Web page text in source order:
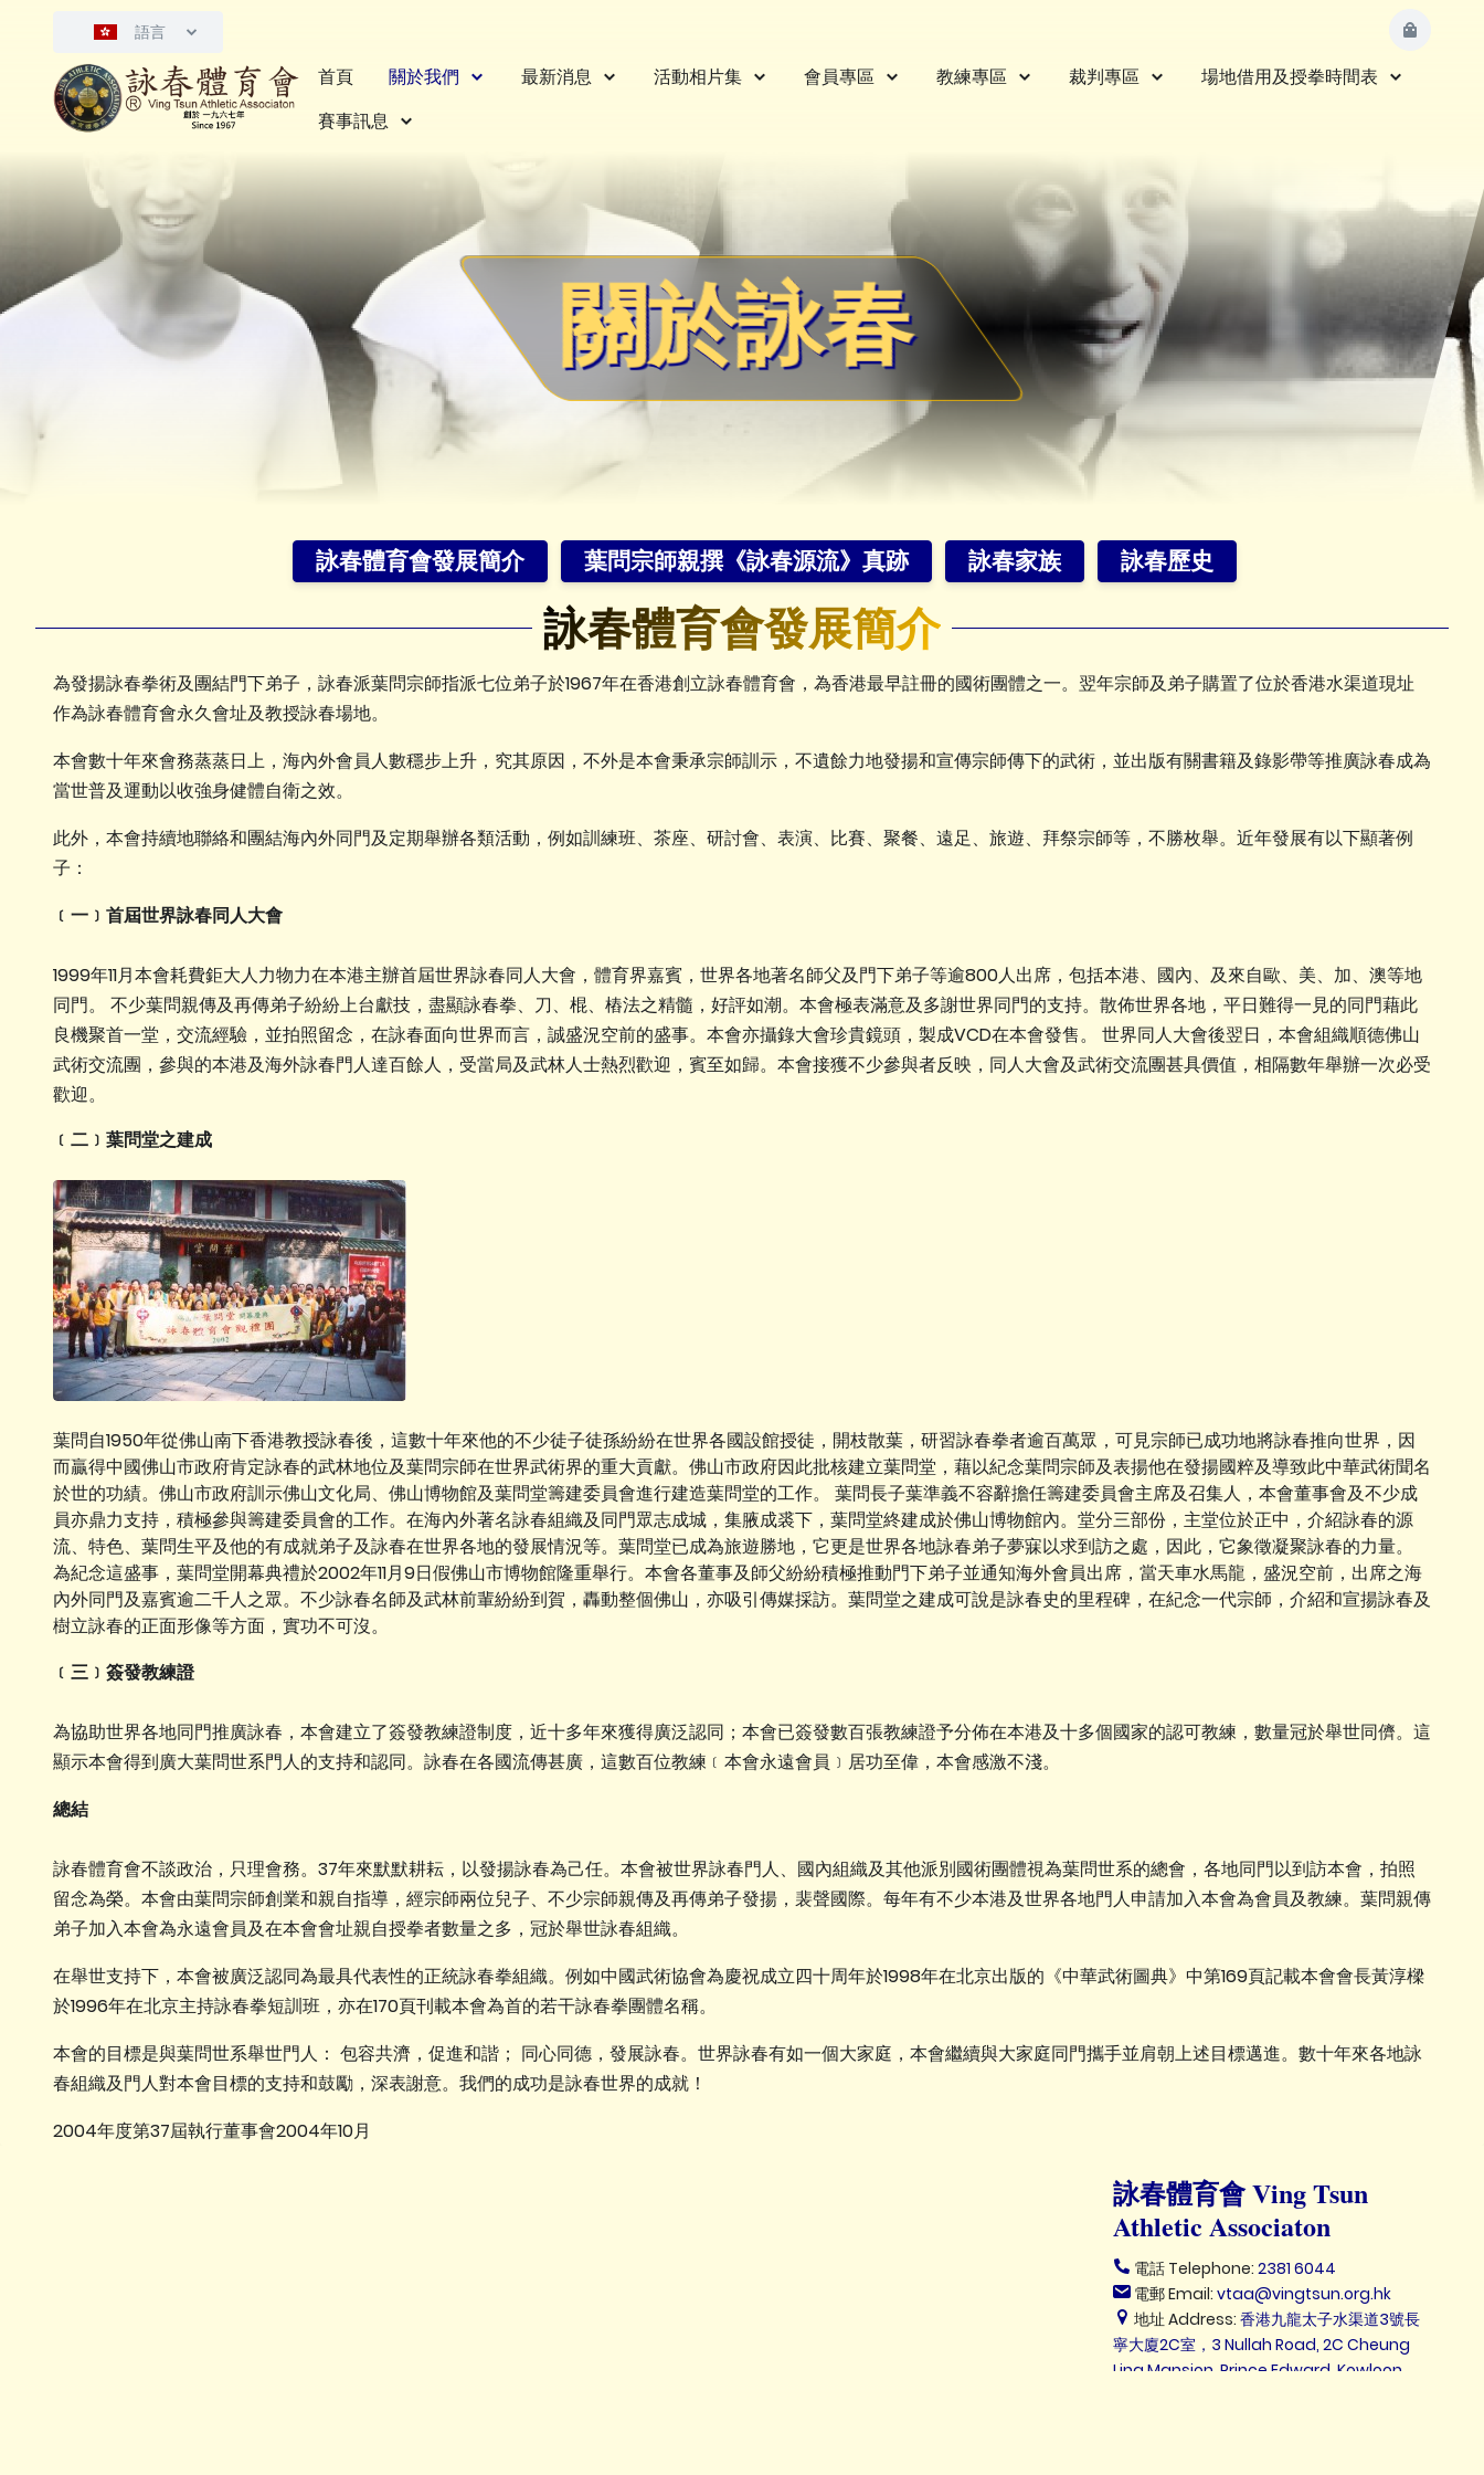
語言
首頁 關於我們 最新消息 活動相片集 會員專區 教練專區 裁判專區
場地借用及授拳時間表
賽事訊息
關於詠春
詠春體育會發展簡介 葉問宗師親撰《詠春源流》真跡 詠春家族 詠春歷史
詠春體育會發展簡介
為發揚詠春拳術及團結門下弟子，詠春派葉問宗師指派七位弟子於1967年在香港創立詠春體育會，為香港最早註冊的國術團體之一。翌年宗師及弟子購置了位於香港水渠道現址
作為詠春體育會永久會址及教授詠春場地。
本會數十年來會務蒸蒸日上，海內外會員人數穩步上升，究其原因，不外是本會秉承宗師訓示，不遺餘力地發揚和宣傳宗師傳下的武術，並出版有關書籍及錄影帶等推廣詠春成為
當世普及運動以收強身健體自衛之效。
此外，本會持續地聯絡和團結海內外同門及定期舉辦各類活動，例如訓練班、茶座、研討會、表演、比賽、聚餐、遠足、旅遊、拜祭宗師等，不勝枚舉。近年發展有以下顯著例
子：
﹝一﹞首屆世界詠春同人大會
1999年11月本會耗費鉅大人力物力在本港主辦首屆世界詠春同人大會，體育界嘉賓，世界各地著名師父及門下弟子等逾800人出席，包括本港、國內、及來自歐、美、加、澳等地
同門。 不少葉問親傳及再傳弟子紛紛上台獻技，盡顯詠春拳、刀、棍、樁法之精髓，好評如潮。本會極表滿意及多謝世界同門的支持。散佈世界各地，平日難得一見的同門藉此
良機聚首一堂，交流經驗，並拍照留念，在詠春面向世界而言，誠盛況空前的盛事。本會亦攝錄大會珍貴鏡頭，製成VCD在本會發售。 世界同人大會後翌日，本會組織順德佛山
武術交流團，參與的本港及海外詠春門人達百餘人，受當局及武林人士熱烈歡迎，賓至如歸。本會接獲不少參與者反映，同人大會及武術交流團甚具價值，相隔數年舉辦一次必受
歡迎。
﹝二﹞葉問堂之建成
葉問自1950年從佛山南下香港教授詠春後，這數十年來他的不少徒子徒孫紛紛在世界各國設館授徒，開枝散葉，研習詠春拳者逾百萬眾，可見宗師已成功地將詠春推向世界，因
而贏得中國佛山市政府肯定詠春的武林地位及葉問宗師在世界武術界的重大貢獻。佛山市政府因此批核建立葉問堂，藉以紀念葉問宗師及表揚他在發揚國粹及導致此中華武術聞名
於世的功績。佛山市政府訓示佛山文化局、佛山博物館及葉問堂籌建委員會進行建造葉問堂的工作。 葉問長子葉準義不容辭擔任籌建委員會主席及召集人，本會董事會及不少成
員亦鼎力支持，積極參與籌建委員會的工作。在海內外著名詠春組織及同門眾志成城，集腋成裘下，葉問堂終建成於佛山博物館內。堂分三部份，主堂位於正中，介紹詠春的源
流、特色、葉問生平及他的有成就弟子及詠春在世界各地的發展情況等。葉問堂已成為旅遊勝地，它更是世界各地詠春弟子夢寐以求到訪之處，因此，它象徵凝聚詠春的力量。
為紀念這盛事，葉問堂開幕典禮於2002年11月9日假佛山市博物館隆重舉行。本會各董事及師父紛紛積極推動門下弟子並通知海外會員出席，當天車水馬龍，盛況空前，出席之海
內外同門及嘉賓逾二千人之眾。不少詠春名師及武林前輩紛紛到賀，轟動整個佛山，亦吸引傳媒採訪。葉問堂之建成可說是詠春史的里程碑，在紀念一代宗師，介紹和宣揚詠春及
樹立詠春的正面形像等方面，實功不可沒。
﹝三﹞簽發教練證
為協助世界各地同門推廣詠春，本會建立了簽發教練證制度，近十多年來獲得廣泛認同；本會已簽發數百張教練證予分佈在本港及十多個國家的認可教練，數量冠於舉世同儕。這
顯示本會得到廣大葉問世系門人的支持和認同。詠春在各國流傳甚廣，這數百位教練﹝本會永遠會員﹞居功至偉，本會感激不淺。
總結
詠春體育會不談政治，只理會務。37年來默默耕耘，以發揚詠春為己任。本會被世界詠春門人、國內組織及其他派別國術團體視為葉問世系的總會，各地同門以到訪本會，拍照
留念為榮。本會由葉問宗師創業和親自指導，經宗師兩位兒子、不少宗師親傳及再傳弟子發揚，裴聲國際。每年有不少本港及世界各地門人申請加入本會為會員及教練。葉問親傳
弟子加入本會為永遠會員及在本會會址親自授拳者數量之多，冠於舉世詠春組織。
在舉世支持下，本會被廣泛認同為最具代表性的正統詠春拳組織。例如中國武術協會為慶祝成立四十周年於1998年在北京出版的《中華武術圖典》中第169頁記載本會會長黃淳樑
於1996年在北京主持詠春拳短訓班，亦在170頁刊載本會為首的若干詠春拳團體名稱。
本會的目標是與葉問世系舉世門人： 包容共濟，促進和諧； 同心同德，發展詠春。世界詠春有如一個大家庭，本會繼續與大家庭同門攜手並肩朝上述目標邁進。數十年來各地詠
春組織及門人對本會目標的支持和鼓勵，深表謝意。我們的成功是詠春世界的成就！
2004年度第37屆執行董事會2004年10月
詠春體育會 Ving Tsun
Athletic Associaton
電話 Telephone: 2381 6044
電郵 Email: vtaa@vingtsun.org.hk
地址 Address: 香港九龍太子水渠道3號長
寧大廈2C室，3 Nullah Road, 2C Cheung
Ling Mansion, Prince Edward, Kowloon,